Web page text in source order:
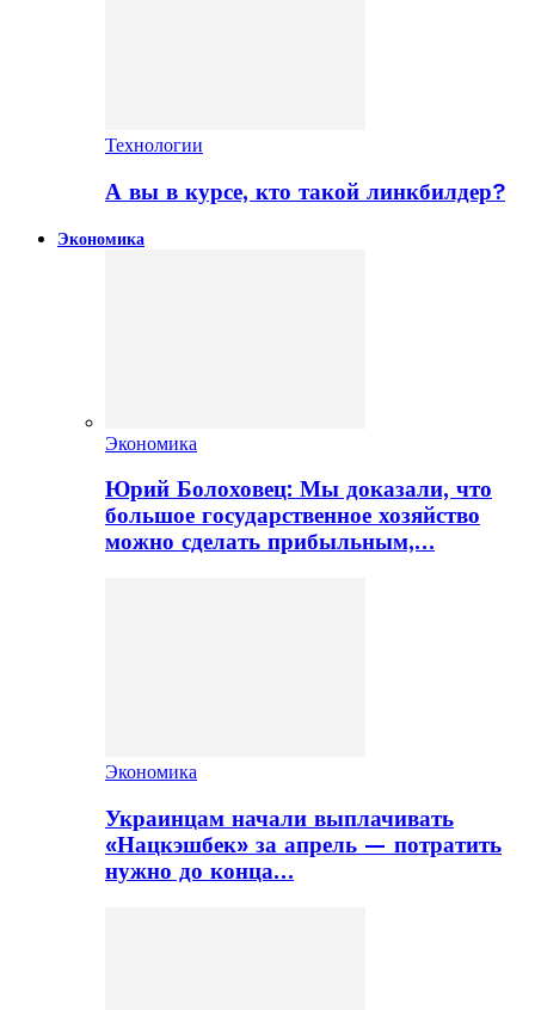
Технологии
А вы в курсе, кто такой линкбилдер?
Экономика
Экономика
Юрий Болоховец: Мы доказали, что
большое государственное хозяйство
можно сделать прибыльным,…
Экономика
Украинцам начали выплачивать
«Нацкэшбек» за апрель — потратить
нужно до конца…